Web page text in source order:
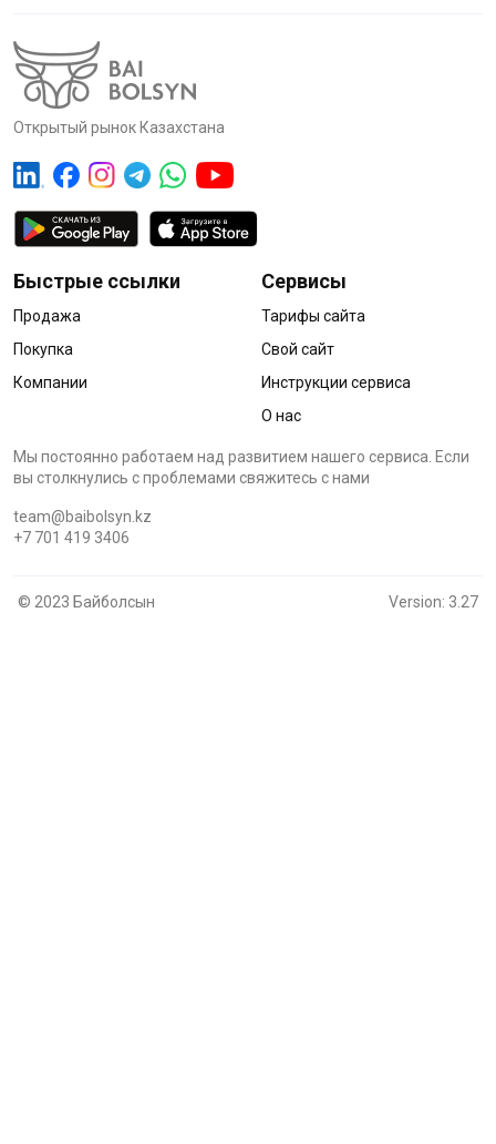
Открытый рынок Казахстана
Быстрые ссылки
Продажа
Покупка
Компании
Сервисы
Тарифы сайта
Свой сайт
Инструкции сервиса
О нас
Мы постоянно работаем над развитием нашего сервиса. Если
вы столкнулись с проблемами cвяжитесь с нами
team@baibolsyn.kz
+7 701 419 3406
© 2023 Байболсын Version: 3.27